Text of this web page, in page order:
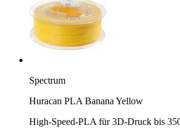
Spectrum
Huracan PLA Banana Yellow
High-Speed-PLA für 3D-Druck bis